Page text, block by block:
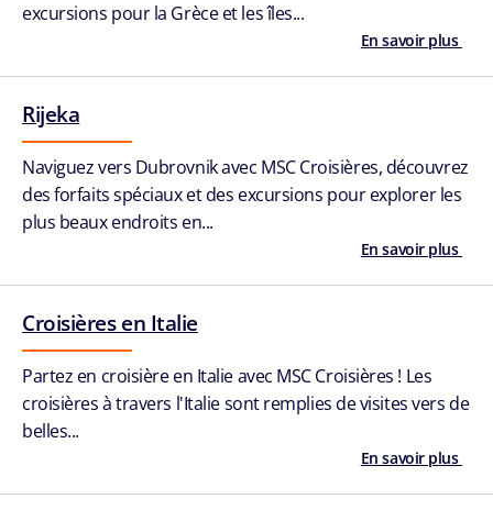
excursions pour la Grèce et les îles...
En savoir plus
Rijeka
Naviguez vers Dubrovnik avec MSC Croisières, découvrez
des forfaits spéciaux et des excursions pour explorer les
plus beaux endroits en...
En savoir plus
Croisières en Italie
Partez en croisière en Italie avec MSC Croisières ! Les
croisières à travers l'Italie sont remplies de visites vers de
belles...
En savoir plus